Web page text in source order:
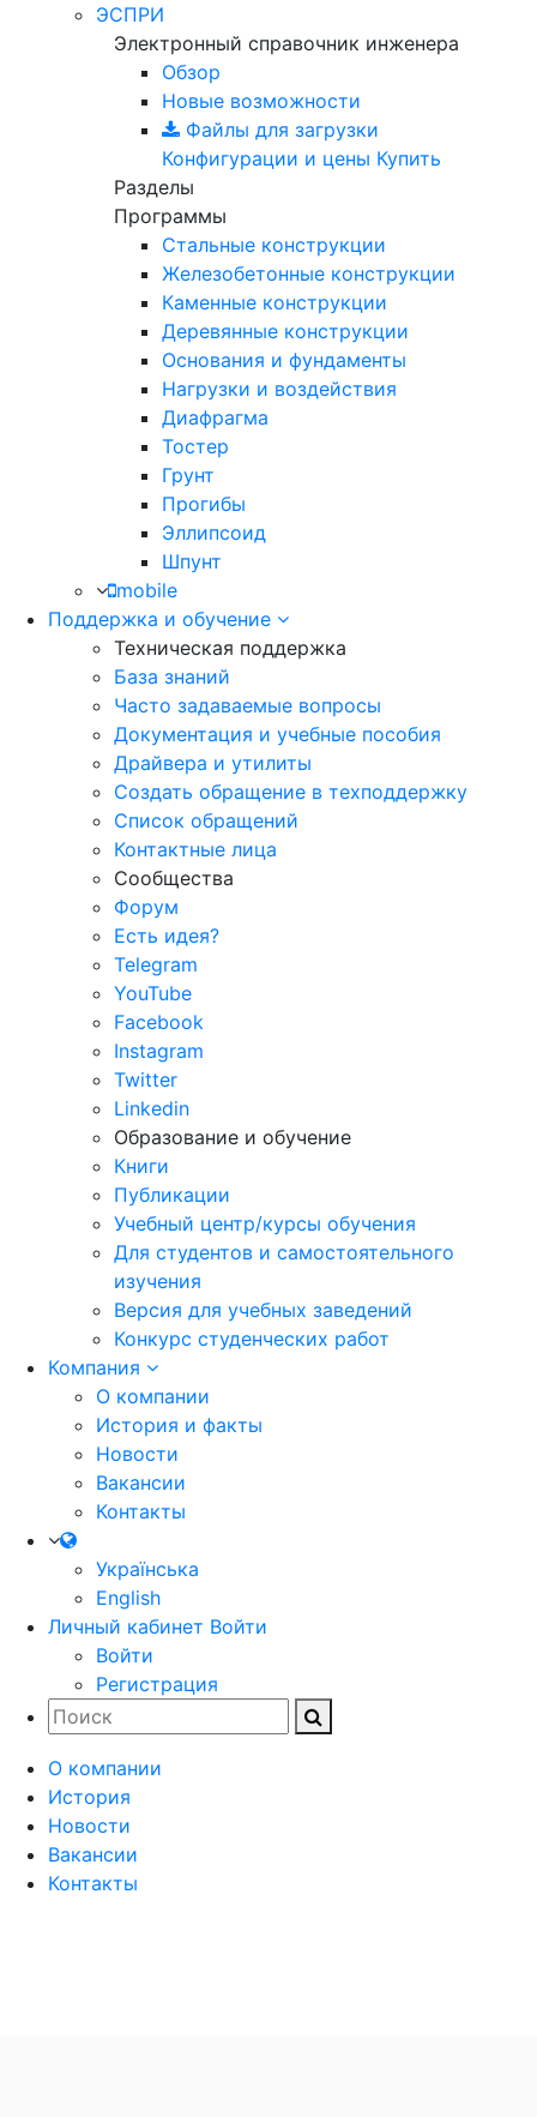
ЭСПРИ
Электронный справочник инженера
Обзор
Новые возможности
Файлы для загрузки
Конфигурации и цены Купить
Разделы
Программы
Стальные конструкции
Железобетонные конструкции
Каменные конструкции
Деревянные конструкции
Основания и фундаменты
Нагрузки и воздействия
Диафрагма
Тостер
Грунт
Прогибы
Эллипсоид
Шпунт
mobile
Поддержка и обучение
Техническая поддержка
База знаний
Часто задаваемые вопросы
Документация и учебные пособия
Драйвера и утилиты
Создать обращение в техподдержку
Список обращений
Контактные лица
Сообщества
Форум
Есть идея?
Telegram
YouTube
Facebook
Instagram
Twitter
Linkedin
Образование и обучение
Книги
Публикации
Учебный центр/курсы обучения
Для студентов и самостоятельного
изучения
Версия для учебных заведений
Конкурс студенческих работ
Компания
О компании
История и факты
Новости
Вакансии
Контакты
Українська
English
Личный кабинет Войти
Войти
Регистрация
О компании
История
Новости
Вакансии
Контакты